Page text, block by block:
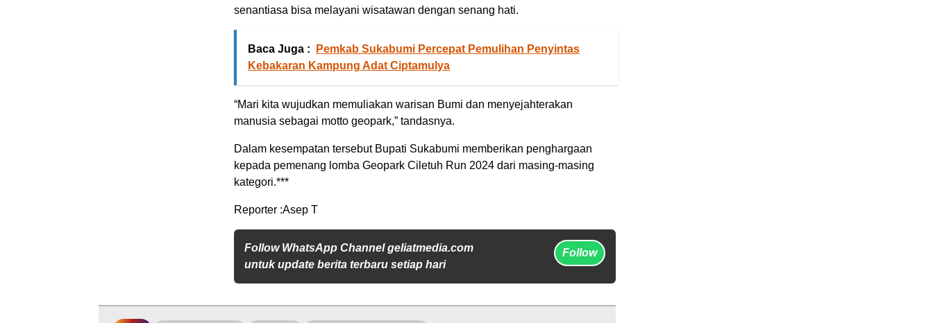
senantiasa bisa melayani wisatawan dengan senang hati.
Baca Juga :
Pemkab Sukabumi Percepat Pemulihan Penyintas
Kebakaran Kampung Adat Ciptamulya
“Mari kita wujudkan memuliakan warisan Bumi dan menyejahterakan
manusia sebagai motto geopark,” tandasnya.
Dalam kesempatan tersebut Bupati Sukabumi memberikan penghargaan
kepada pemenang lomba Geopark Ciletuh Run 2024 dari masing-masing
kategori.***
Reporter :Asep T
Follow WhatsApp Channel geliatmedia.com
untuk update berita terbaru setiap hari
Follow